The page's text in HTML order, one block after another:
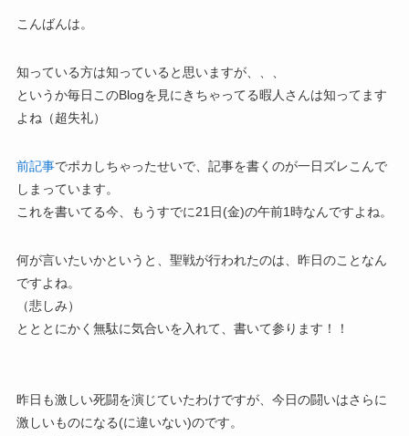
こんばんは。
知っている方は知っていると思いますが、、、
というか毎日このBlogを見にきちゃってる暇人さんは知ってます
よね（超失礼）
前記事でポカしちゃったせいで、記事を書くのが一日ズレこんで
しまっています。
これを書いてる今、もうすでに21日(金)の午前1時なんですよね。
何が言いたいかというと、聖戦が行われたのは、昨日のことなん
ですよね。
（悲しみ）
とととにかく無駄に気合いを入れて、書いて参ります！！
昨日も激しい死闘を演じていたわけですが、今日の闘いはさらに
激しいものになる(に違いない)のです。